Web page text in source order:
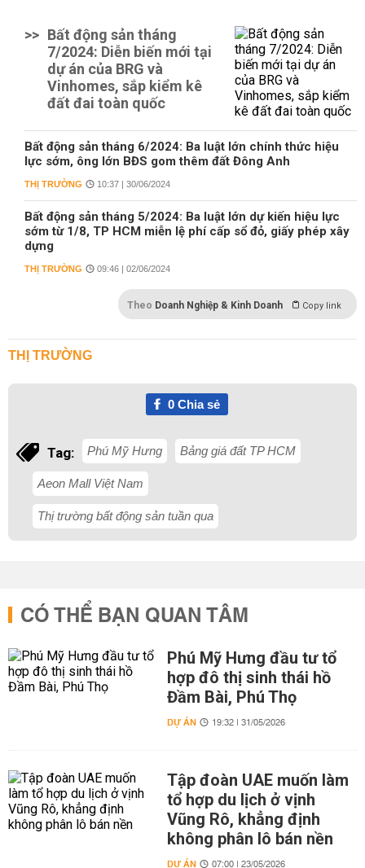
>> Bất động sản tháng
7/2024: Diễn biến mới tại
dự án của BRG và
Vinhomes, sắp kiểm kê
đất đai toàn quốc
Bất động sản tháng 6/2024: Ba luật lớn chính thức hiệu
lực sớm, ông lớn BĐS gom thêm đất Đông Anh
THỊ TRƯỜNG 10:37 | 30/06/2024
Bất động sản tháng 5/2024: Ba luật lớn dự kiến hiệu lực
sớm từ 1/8, TP HCM miễn lệ phí cấp sổ đỏ, giấy phép xây
dựng
THỊ TRƯỜNG 09:46 | 02/06/2024
Theo Doanh Nghiệp & Kinh Doanh Copy link
THỊ TRƯỜNG
0Chia sẻ
Tag: Phú Mỹ Hưng Bảng giá đất TP HCM
Aeon Mall Việt Nam
Thị trường bất động sản tuần qua
CÓ THỂ BẠN QUAN TÂM
Phú Mỹ Hưng đầu tư tổ
hợp đô thị sinh thái hồ
Đầm Bài, Phú Thọ
DỰ ÁN 19:32 | 31/05/2026
Tập đoàn UAE muốn làm
tổ hợp du lịch ở vịnh
Vũng Rô, khẳng định
không phân lô bán nền
DỰ ÁN 07:00 | 23/05/2026